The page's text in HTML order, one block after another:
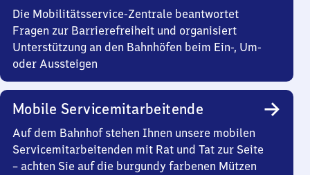
Die Mobilitätsservice-Zentrale beantwortet
Fragen zur Barrierefreiheit und organisiert
Unterstützung an den Bahnhöfen beim Ein-, Um-
oder Aussteigen
Mobile Servicemitarbeitende
Auf dem Bahnhof stehen Ihnen unsere mobilen
Servicemitarbeitenden mit Rat und Tat zur Seite
– achten Sie auf die burgundy farbenen Mützen